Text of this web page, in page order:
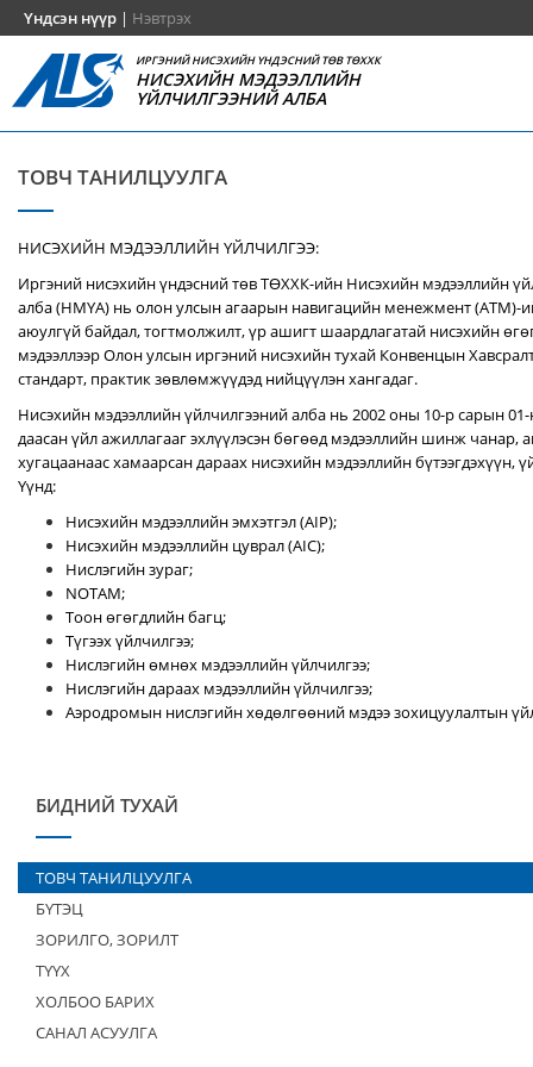
Үндсэн нүүр | Нэвтрэх
ИРГЭНИЙ НИСЭХИЙН ҮНДЭСНИЙ ТӨВ ТӨХХК
НИСЭХИЙН МЭДЭЭЛЛИЙН
ҮЙЛЧИЛГЭЭНИЙ АЛБА
ТОВЧ ТАНИЛЦУУЛГА
НИСЭХИЙН МЭДЭЭЛЛИЙН ҮЙЛЧИЛГЭЭ:
Иргэний нисэхийн үндэсний төв ТӨХХК-ийн Нисэхийн мэдээллийн
алба (НМҮА) нь олон улсын агаарын навигацийн менежмент (ATM)-
аюулгүй байдал, тогтмолжилт, үр ашигт шаардлагатай нисэхийн
мэдээллээр Олон улсын иргэний нисэхийн тухай Конвенцын
стандарт, практик зөвлөмжүүдэд нийцүүлэн хангадаг.
Нисэхийн мэдээллийн үйлчилгээний алба нь 2002 оны 10-р сарын
даасан үйл ажиллагааг эхлүүлэсэн бөгөөд мэдээллийн шинж чанар,
хугацаанаас хамаарсан дараах нисэхийн мэдээллийн бүтээгдэхүүн,
Үүнд:
Нисэхийн мэдээллийн эмхэтгэл (AIP);
Нисэхийн мэдээллийн цуврал (AIC);
Нислэгийн зураг;
NOTAM;
Тоон өгөгдлийн багц;
Түгээх үйлчилгээ;
Нислэгийн өмнөх мэдээллийн үйлчилгээ;
Нислэгийн дараах мэдээллийн үйлчилгээ;
Аэродромын нислэгийн хөдөлгөөний мэдээ зохицуулалтын
БИДНИЙ ТУХАЙ
ТОВЧ ТАНИЛЦУУЛГА
БҮТЭЦ
ЗОРИЛГО, ЗОРИЛТ
ТҮҮХ
ХОЛБОО БАРИХ
САНАЛ АСУУЛГА